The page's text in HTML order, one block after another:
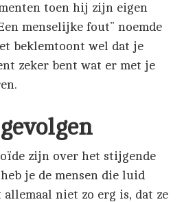
toen hij zijn eigen
menselijke fout” noemde
beklemtoont wel dat je
zeker bent wat er met je
zijn over het stijgende
je de mensen die luid
niet zo erg is, dat ze